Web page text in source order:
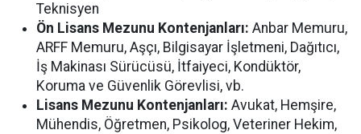
Teknisyen
Ön Lisans Mezunu Kontenjanları: Anbar Memuru,
ARFF Memuru, Aşçı, Bilgisayar İşletmeni, Dağıtıcı,
İş Makinası Sürücüsü, İtfaiyeci, Kondüktör,
Koruma ve Güvenlik Görevlisi, vb.
Lisans Mezunu Kontenjanları: Avukat, Hemşire,
Mühendis, Öğretmen, Psikolog, Veteriner Hekim,